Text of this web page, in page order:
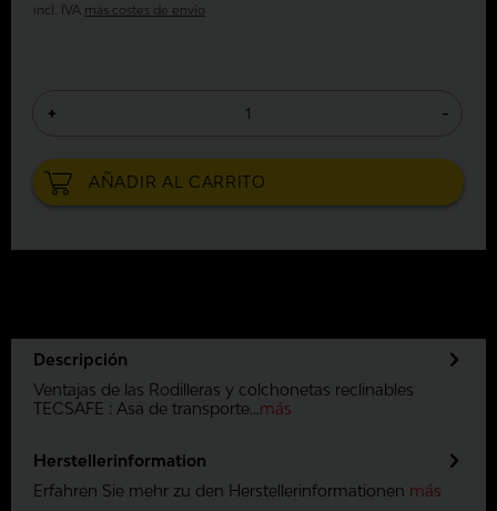
incl. IVA más costes de envío
+ -
AÑADIR AL CARRITO
Descripción
Ventajas de las Rodilleras y colchonetas reclinables
TECSAFE : Asa de transporte... más
Herstellerinformation
Erfahren Sie mehr zu den Herstellerinformationen más